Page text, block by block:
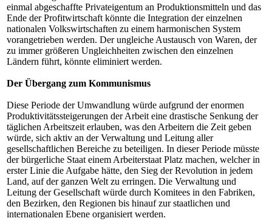
einmal abgeschaffte Privateigentum an Produktionsmitteln und das
Ende der Profitwirtschaft könnte die Integration der einzelnen
nationalen Volkswirtschaften zu einem harmonischen System
vorangetrieben werden. Der ungleiche Austausch von Waren, der
zu immer größeren Ungleichheiten zwischen den einzelnen
Ländern führt, könnte eliminiert werden.
Der Übergang zum Kommunismus
Diese Periode der Umwandlung würde aufgrund der enormen
Produktivitätssteigerungen der Arbeit eine drastische Senkung der
täglichen Arbeitszeit erlauben, was den Arbeitern die Zeit geben
würde, sich aktiv an der Verwaltung und Leitung aller
gesellschaftlichen Bereiche zu beteiligen. In dieser Periode müsste
der bürgerliche Staat einem Arbeiterstaat Platz machen, welcher in
erster Linie die Aufgabe hätte, den Sieg der Revolution in jedem
Land, auf der ganzen Welt zu erringen. Die Verwaltung und
Leitung der Gesellschaft würde durch Komitees in den Fabriken,
den Bezirken, den Regionen bis hinauf zur staatlichen und
internationalen Ebene organisiert werden.